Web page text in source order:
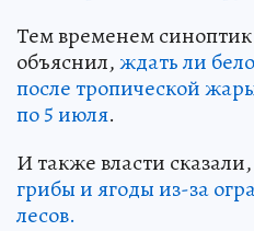
Тем временем
объяснил,ждать ли
после тропической
по 5 июля.
И также власти сказали,
грибы и ягоды из-за
лесов.